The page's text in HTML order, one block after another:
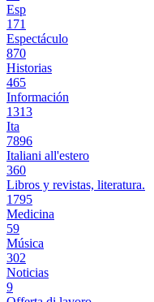
Esp
171
Espectáculo
870
Historias
465
Información
1313
Ita
7896
Italiani all'estero
360
Libros y revistas, literatura.
1795
Medicina
59
Música
302
Noticias
9